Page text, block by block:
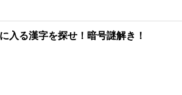
入る漢字を探せ！暗号謎解き！